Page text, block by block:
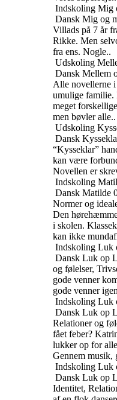
Indskoling Mig
Dansk Mig og
Villads på 7 år
Rikke. Men
fra ens. Nogle..
Udskoling
Dansk Mellem
Alle novellerne i
umulige familie.
meget
men bøvler alle..
Udskoling
Dansk
“Kysseklar”
kan være
Novellen er
Indskoling
Dansk Matilde
Normer og
Den
i skolen.
kan ikke
Indskoling Luk
Dansk Luk op
og følelser,
gode venner
gode venner
Indskoling Luk
Dansk Luk op
Relationer og
fået feber?
lukker op for
Gennem musik,
Indskoling Luk
Dansk Luk op
Identitet,